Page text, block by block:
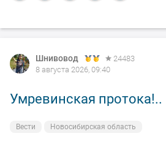
Шнивовод
24483
8 августа 2026, 09:40
Умревинская протока!..
Вести Новосибирская область